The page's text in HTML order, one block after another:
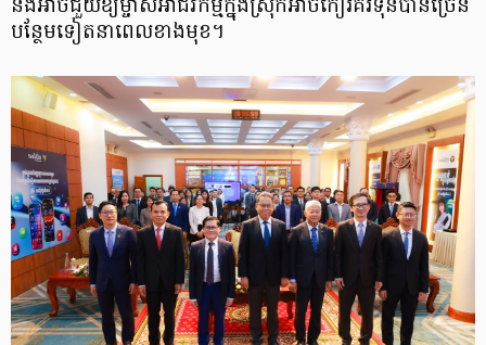
នឹងអាចជួយឱ្យម្ចាស់អាជីវកម្មក្នុងស្រុកអាចកៀរគរទុនបានច្រើន
បន្ថែមទៀតនាពេលខាងមុខ។